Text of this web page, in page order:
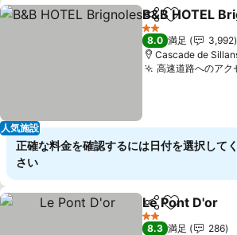
人気施設
シェアお気に入り
B&B HOTEL
2 ホテルのランク
8.0 満足
3,992
Cascade de
高速道路へのアク
正確な料金を確認するには日付を選択して
さい
シェアお気に入り
Le Pont D'or
2 ホテルのランク
8.3 満足
286